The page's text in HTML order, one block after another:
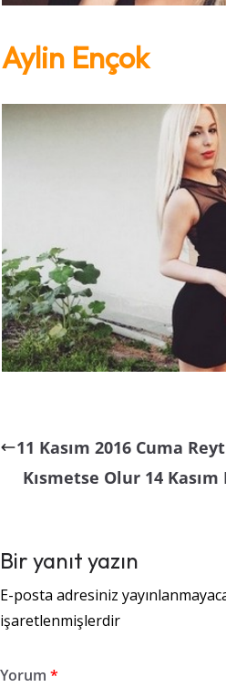
Aylin Ençok
11 Kasım 2016 Cuma
Kısmetse Olur 14
Bir yanıt yazın
E-posta adresiniz
işaretlenmişlerdir
Yorum *